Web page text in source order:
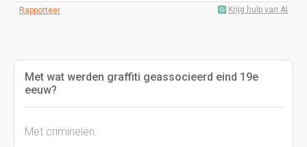
Rapporteer Krijg hulp van AI
Met wat werden graffiti geassocieerd eind 19e
eeuw?
Met criminelen.